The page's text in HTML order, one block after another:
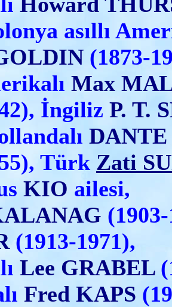
asıllı
(1873-
Max
İngiliz P. T.
DANTE
Türk Zati
KIO ailesi,
(1913-1971),
Lee GRABEL
Fred KAPS